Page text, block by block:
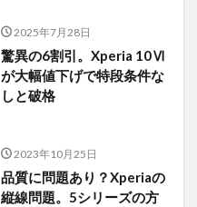
2025年7月28日
驚異の6割引。Xperia 10Ⅵ
が大幅値下げで特段条件な
しと破格
2023年10月25日
品質に問題あり？Xperiaの
縦線問題。5シリーズの方